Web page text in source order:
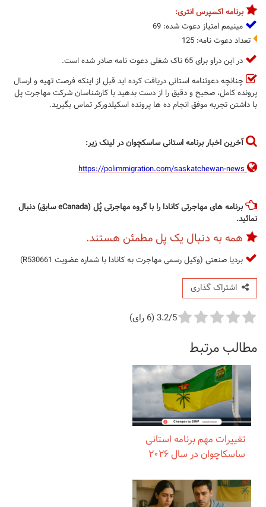
برنامه اکسپرس انتری:
مینیمم امتیاز دعوت شده: 69
تعداد دعوت نامه: 125
در این دراو برای 65 ناک شغلی دعوت نامه صادر شده است.
چنانچه دعوتنامه استانی دریافت کرده اید قبل از اینکه فرصت تهیه و ارسال
پرونده کامل، صحیح و دقیق را از دست بدهید با کارشناسان شرکت مهاجرت پل
با داشتن تجربه موفق انجام ده ها پرونده اسکیلدورکر تماس بگیرید.
آخرین اخبار برنامه استانی ساسکچوان در لینک زیر:
https://polimmigration.com/saskatchewan-news
برنامه های مهاجرتی کانادا را با گروه مهاجرتی پُل (eCanada سابق) دنبال
نمائید.
همه به دنبال یک پل مطمئن هستند.
بردیا صنعتی (وکیل رسمی مهاجرت به کانادا با شماره عضویت R530661)
اشتراک گذاری
3.2/5 (6 رای)
مطالب مرتبط
تغییرات مهم برنامه استانی
ساسکاچوان در سال ۲۰۲۶